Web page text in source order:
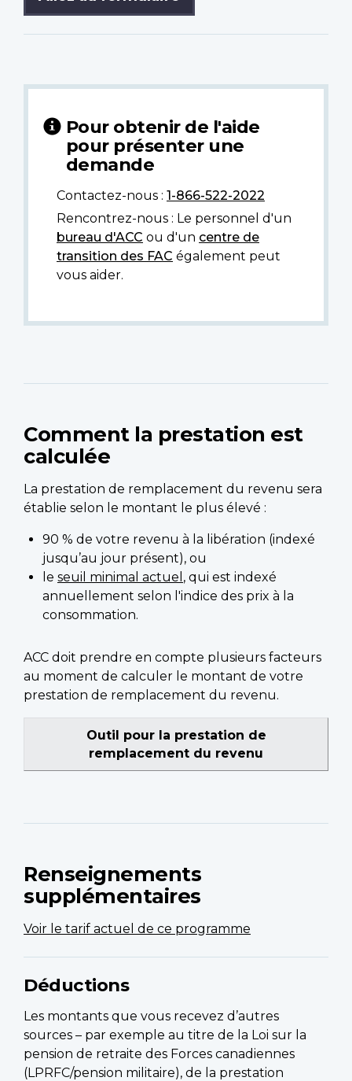
Pour obtenir de l'aide
pour présenter une
demande
Contactez-nous : 1-866-522-2022
Rencontrez-nous : Le personnel d'un
bureau d'ACC ou d'un centre de
transition des FAC également peut
vous aider.
Comment la prestation est
calculée
La prestation de remplacement du revenu sera
établie selon le montant le plus élevé :
90 % de votre revenu à la libération (indexé
jusqu’au jour présent), ou
le seuil minimal actuel , qui est indexé
annuellement selon l'indice des prix à la
consommation.
ACC doit prendre en compte plusieurs facteurs
au moment de calculer le montant de votre
prestation de remplacement du revenu.
Outil pour la prestation de
remplacement du revenu
Renseignements
supplémentaires
Voir le tarif actuel de ce programme
Déductions
Les montants que vous recevez d’autres
sources – par exemple au titre de la Loi sur la
pension de retraite des Forces canadiennes
(LPRFC/pension militaire), de la prestation